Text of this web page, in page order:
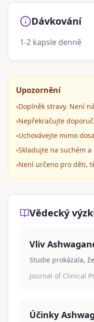
Dávkování
1-2 kapsle denně
Upozornění
•Doplněk stravy. Není
•Nepřekračujte
•Uchovávejte mimo
•Skladujte na suchém
•Není určeno pro děti,
Vědecký
Vliv
Studie prokázala,
Journal of Clinical
Účinky